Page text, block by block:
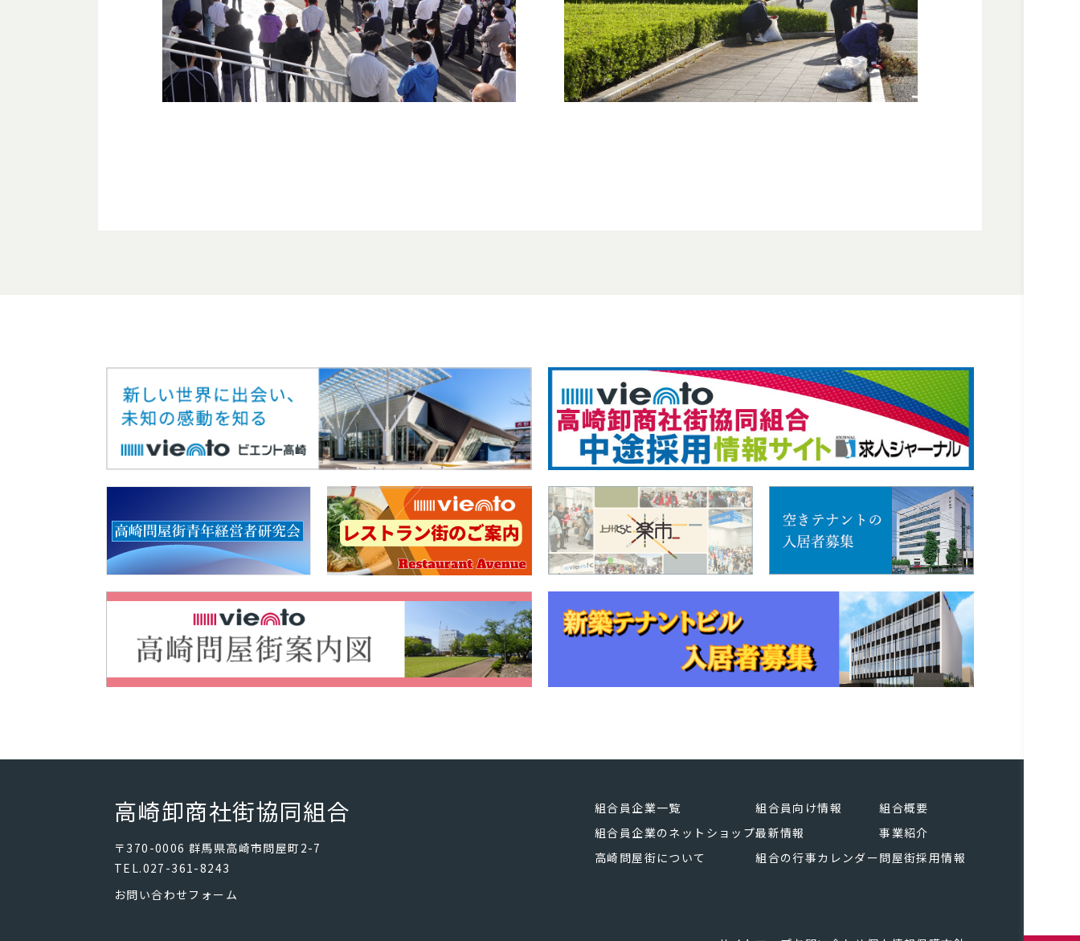
高崎卸商社街協同組合
〒370-0006 群馬県高崎市問屋町2-7
TEL.027-361-8243
お問い合わせフォーム
組合員企業一覧
組合員企業のネットショップ
高崎問屋街について
組合員向け情報
最新情報
組合の行事カレンダー
組合概要
事業紹介
問屋街採用情報